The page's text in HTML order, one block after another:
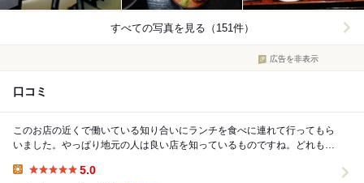
すべての写真を見る（151件）
広告を非表示
口コミ
このお店の近くで働いている知り合いにランチを食べに連れて行ってもら
いました。やっぱり地元の人は良い店を知っているものですね。どれもお
5.0